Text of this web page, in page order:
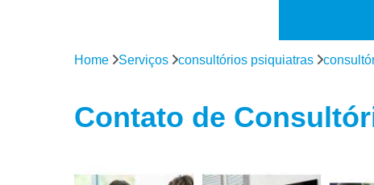
dependência
Tratamentos
Tratamentos
para insônia
Home Serviços consultórios psiquiatras
Contato de